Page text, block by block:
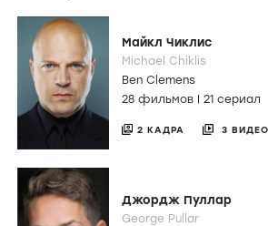
Майкл Чиклис
Michael Chiklis
Ben Clemens
28 фильмов | 21 сериал
2 КАДРА 3 ВИДЕО
Джордж Пуллар
George Pullar